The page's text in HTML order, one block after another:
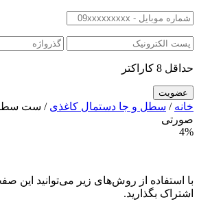
حداقل 8 کاراکتر
خانه / سطل و جا دستمال کاغذی / ست سطل
صورتی
4%
با استفاده از روش‌های زیر می‌توانید این
اشتراک بگذارید.